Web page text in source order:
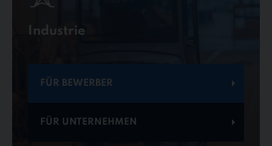
Industrie
FÜR BEWERBER
FÜR UNTERNEHMEN